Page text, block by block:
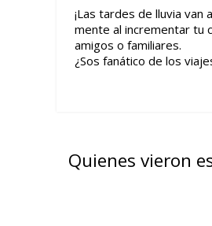
¡Las tardes de lluvia
mente al incrementar tu
amigos o familiares.
¿Sos fanático de los
Quienes vieron